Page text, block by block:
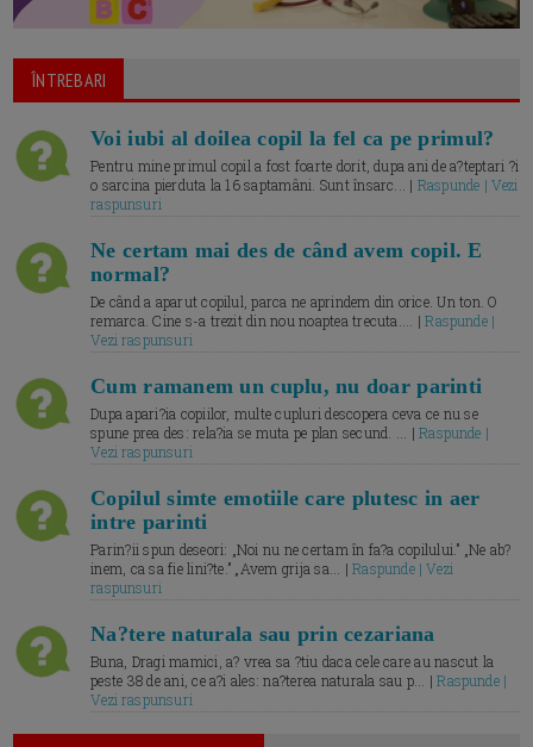
ÎNTREBARI
Voi iubi al doilea copil la fel ca pe primul?
Pentru mine primul copil a fost foarte dorit, dupa ani de a?teptari ?i
o sarcina pierduta la 16 saptamâni. Sunt însarc... | Raspunde | Vezi
raspunsuri
Ne certam mai des de când avem copil. E
normal?
De când a aparut copilul, parca ne aprindem din orice. Un ton. O
remarca. Cine s-a trezit din nou noaptea trecuta.... |Raspunde |
Vezi raspunsuri
Cum ramanem un cuplu, nu doar parinti
Dupa apari?ia copiilor, multe cupluri descopera ceva ce nu se
spune prea des: rela?ia se muta pe plan secund. ... |Raspunde |
Vezi raspunsuri
Copilul simte emotiile care plutesc in aer
intre parinti
Parin?ii spun deseori: „Noi nu ne certam în fa?a copilului.” „Ne ab?
inem, ca sa fie lini?te.” „Avem grija sa... |Raspunde | Vezi
raspunsuri
Na?tere naturala sau prin cezariana
Buna, Dragi mamici, a? vrea sa ?tiu daca cele care au nascut la
peste 38 de ani, ce a?i ales: na?terea naturala sau p... |Raspunde |
Vezi raspunsuri